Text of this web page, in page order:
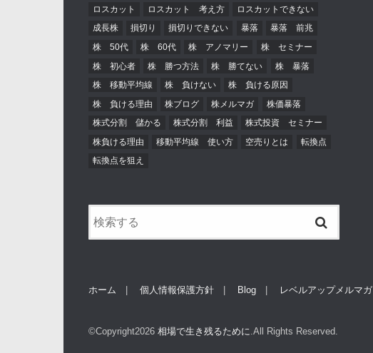
ロスカット
ロスカット 考え方
ロスカットできない
成長株
損切り 損切りできない 暴落
暴落 前兆
株 50代
株 60代 株 アノマリー
株 セミナー
株 初心者
株 勝つ方法 株 勝てない
株 暴落
株 移動平均線
株 負けない
株 負ける原因
株 負ける理由
株ブログ 株メルマガ
株価暴落
株式分割 儲かる
株式分割 利益
株式投資 セミナー
株負ける理由
移動平均線 使い方 空売りとは
転換点
転換点を狙え
ホーム 個人情報保護方針 Blog レベルアップメルマガ
©Copyright2026 相場で生き残るために .All Rights Reserved.